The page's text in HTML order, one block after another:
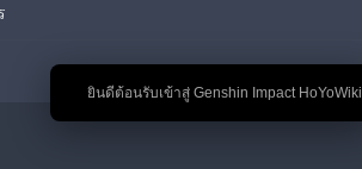
🎉 ยินดีต้อนรับเข้าสู่ Genshin Impact HoYoWiki